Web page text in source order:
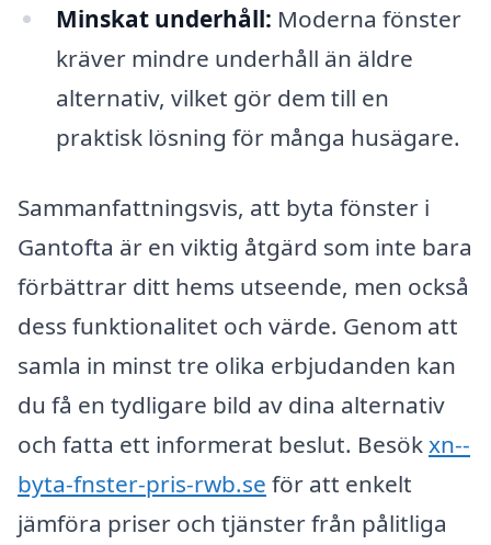
Minskat underhåll: Moderna fönster
kräver mindre underhåll än äldre
alternativ, vilket gör dem till en
praktisk lösning för många husägare.
Sammanfattningsvis, att byta fönster i
Gantofta är en viktig åtgärd som inte bara
förbättrar ditt hems utseende, men också
dess funktionalitet och värde. Genom att
samla in minst tre olika erbjudanden kan
du få en tydligare bild av dina alternativ
och fatta ett informerat beslut. Besökxn--
byta-fnster-pris-rwb.se för att enkelt
jämföra priser och tjänster från pålitliga